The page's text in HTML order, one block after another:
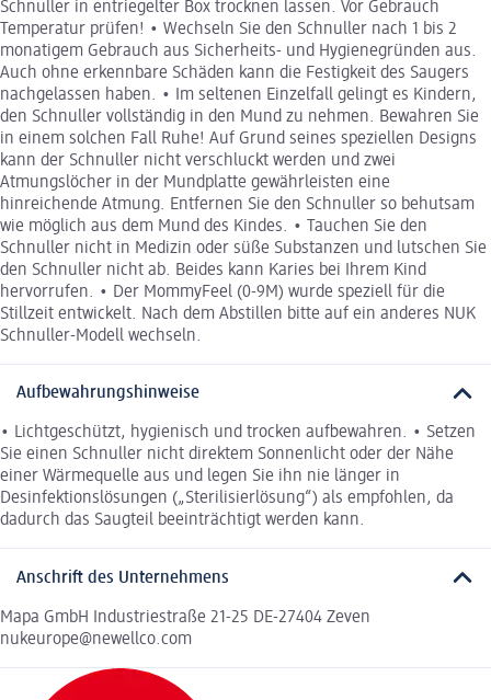
Schnuller in entriegelter Box trocknen lassen. Vor Gebrauch
Temperatur prüfen! • Wechseln Sie den Schnuller nach 1 bis 2
monatigem Gebrauch aus Sicherheits- und Hygienegründen aus.
Auch ohne erkennbare Schäden kann die Festigkeit des Saugers
nachgelassen haben. • Im seltenen Einzelfall gelingt es Kindern,
den Schnuller vollständig in den Mund zu nehmen. Bewahren Sie
in einem solchen Fall Ruhe! Auf Grund seines speziellen Designs
kann der Schnuller nicht verschluckt werden und zwei
Atmungslöcher in der Mundplatte gewährleisten eine
hinreichende Atmung. Entfernen Sie den Schnuller so behutsam
wie möglich aus dem Mund des Kindes. • Tauchen Sie den
Schnuller nicht in Medizin oder süße Substanzen und lutschen Sie
den Schnuller nicht ab. Beides kann Karies bei Ihrem Kind
hervorrufen. • Der MommyFeel (0-9M) wurde speziell für die
Stillzeit entwickelt. Nach dem Abstillen bitte auf ein anderes NUK
Schnuller-Modell wechseln.
Aufbewahrungshinweise
• Lichtgeschützt, hygienisch und trocken aufbewahren. • Setzen
Sie einen Schnuller nicht direktem Sonnenlicht oder der Nähe
einer Wärmequelle aus und legen Sie ihn nie länger in
Desinfektionslösungen („Sterilisierlösung“) als empfohlen, da
dadurch das Saugteil beeinträchtigt werden kann.
Anschrift des Unternehmens
Mapa GmbH Industriestraße 21-25 DE-27404 Zeven
nukeurope@newellco.com